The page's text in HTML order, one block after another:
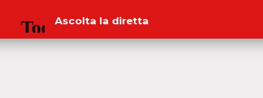
Ascolta la diretta